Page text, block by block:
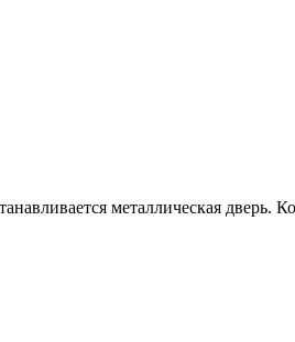
металлическая дверь.